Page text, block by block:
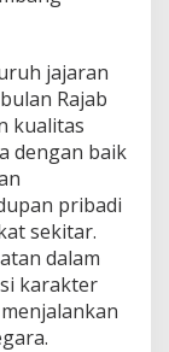
jajaran
Rajab
kualitas
dengan baik
pribadi
sekitar.
dalam
karakter